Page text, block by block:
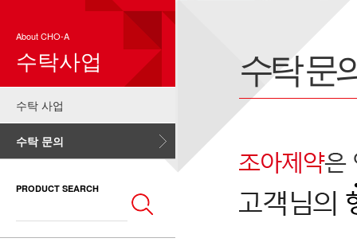
About CHO-A
수탁사업
수탁 사업
수탁 문의
PRODUCT SEARCH
수탁 문